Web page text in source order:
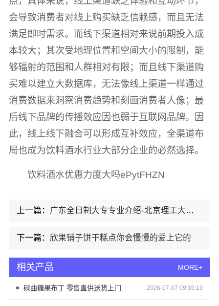
会导致消费者对线上购买缺乏信赖感，而且无法
满足即时需求。而线下渠道相对来说前期投入成
本较大；其次受地理位置和空间大小的限制，能
够辐射的范围和人群相对有限；而且线下渠道购
买难以建立大数据库，无法像线上渠道一样通过
消费数据来洞察消费趋势和刻画消费者人像；最
后线下品牌的传播效应因也弱于互联网品牌。因
此，线上线下融合可以形成互补效应，全渠道布
局也成为饮料酒水行业大部分企业的必然选择。
饮料酒水优惠力度大吗ePytFHZN
上一篇： 广东全日制大专专业介绍-北京理工大学珠海学院继教院
下一篇： 欣果铺子饼干糕点你会慢慢的爱上它的
相关产品 MORE+
碌曲糖果布丁 零售直供送货上门 2026-07-07 09:35:19